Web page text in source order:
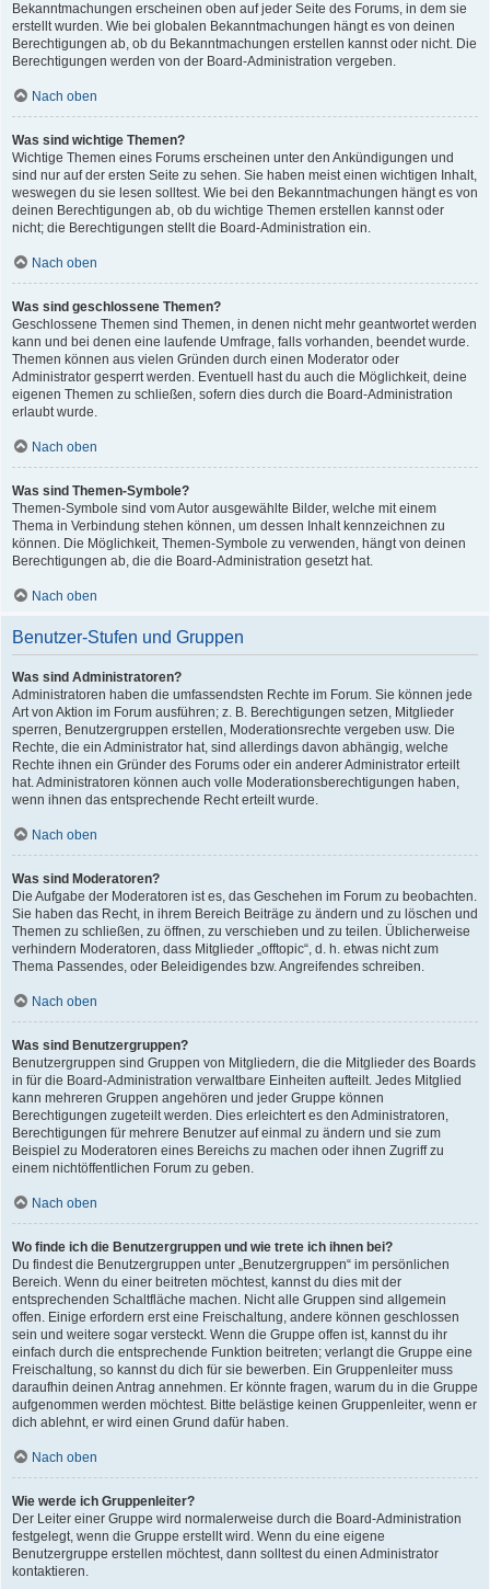
Bekanntmachungen erscheinen oben auf jeder Seite des Forums, in dem sie
erstellt wurden. Wie bei globalen Bekanntmachungen hängt es von deinen
Berechtigungen ab, ob du Bekanntmachungen erstellen kannst oder nicht. Die
Berechtigungen werden von der Board-Administration vergeben.
Nach oben
Was sind wichtige Themen?
Wichtige Themen eines Forums erscheinen unter den Ankündigungen und
sind nur auf der ersten Seite zu sehen. Sie haben meist einen wichtigen Inhalt,
weswegen du sie lesen solltest. Wie bei den Bekanntmachungen hängt es von
deinen Berechtigungen ab, ob du wichtige Themen erstellen kannst oder
nicht; die Berechtigungen stellt die Board-Administration ein.
Nach oben
Was sind geschlossene Themen?
Geschlossene Themen sind Themen, in denen nicht mehr geantwortet werden
kann und bei denen eine laufende Umfrage, falls vorhanden, beendet wurde.
Themen können aus vielen Gründen durch einen Moderator oder
Administrator gesperrt werden. Eventuell hast du auch die Möglichkeit, deine
eigenen Themen zu schließen, sofern dies durch die Board-Administration
erlaubt wurde.
Nach oben
Was sind Themen-Symbole?
Themen-Symbole sind vom Autor ausgewählte Bilder, welche mit einem
Thema in Verbindung stehen können, um dessen Inhalt kennzeichnen zu
können. Die Möglichkeit, Themen-Symbole zu verwenden, hängt von deinen
Berechtigungen ab, die die Board-Administration gesetzt hat.
Nach oben
Benutzer-Stufen und Gruppen
Was sind Administratoren?
Administratoren haben die umfassendsten Rechte im Forum. Sie können jede
Art von Aktion im Forum ausführen; z. B. Berechtigungen setzen, Mitglieder
sperren, Benutzergruppen erstellen, Moderationsrechte vergeben usw. Die
Rechte, die ein Administrator hat, sind allerdings davon abhängig, welche
Rechte ihnen ein Gründer des Forums oder ein anderer Administrator erteilt
hat. Administratoren können auch volle Moderationsberechtigungen haben,
wenn ihnen das entsprechende Recht erteilt wurde.
Nach oben
Was sind Moderatoren?
Die Aufgabe der Moderatoren ist es, das Geschehen im Forum zu beobachten.
Sie haben das Recht, in ihrem Bereich Beiträge zu ändern und zu löschen und
Themen zu schließen, zu öffnen, zu verschieben und zu teilen. Üblicherweise
verhindern Moderatoren, dass Mitglieder „offtopic“, d. h. etwas nicht zum
Thema Passendes, oder Beleidigendes bzw. Angreifendes schreiben.
Nach oben
Was sind Benutzergruppen?
Benutzergruppen sind Gruppen von Mitgliedern, die die Mitglieder des Boards
in für die Board-Administration verwaltbare Einheiten aufteilt. Jedes Mitglied
kann mehreren Gruppen angehören und jeder Gruppe können
Berechtigungen zugeteilt werden. Dies erleichtert es den Administratoren,
Berechtigungen für mehrere Benutzer auf einmal zu ändern und sie zum
Beispiel zu Moderatoren eines Bereichs zu machen oder ihnen Zugriff zu
einem nichtöffentlichen Forum zu geben.
Nach oben
Wo finde ich die Benutzergruppen und wie trete ich ihnen bei?
Du findest die Benutzergruppen unter „Benutzergruppen“ im persönlichen
Bereich. Wenn du einer beitreten möchtest, kannst du dies mit der
entsprechenden Schaltfläche machen. Nicht alle Gruppen sind allgemein
offen. Einige erfordern erst eine Freischaltung, andere können geschlossen
sein und weitere sogar versteckt. Wenn die Gruppe offen ist, kannst du ihr
einfach durch die entsprechende Funktion beitreten; verlangt die Gruppe eine
Freischaltung, so kannst du dich für sie bewerben. Ein Gruppenleiter muss
daraufhin deinen Antrag annehmen. Er könnte fragen, warum du in die Gruppe
aufgenommen werden möchtest. Bitte belästige keinen Gruppenleiter, wenn er
dich ablehnt, er wird einen Grund dafür haben.
Nach oben
Wie werde ich Gruppenleiter?
Der Leiter einer Gruppe wird normalerweise durch die Board-Administration
festgelegt, wenn die Gruppe erstellt wird. Wenn du eine eigene
Benutzergruppe erstellen möchtest, dann solltest du einen Administrator
kontaktieren.